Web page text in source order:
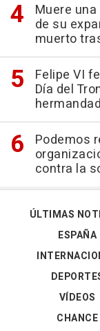
Muere
de su
muerto
Felipe VI
Día del
Podemos
contra la
ÚLTIMAS
ESPAÑA
VÍDEOS
CHANCE